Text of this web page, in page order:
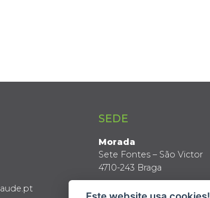
SEDE
Morada
Sete Fontes – São Victor
4710-243 Braga